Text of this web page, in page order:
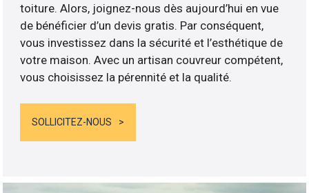
toiture. Alors, joignez-nous dès aujourd’hui en vue
de bénéficier d’un devis gratis. Par conséquent,
vous investissez dans la sécurité et l’esthétique de
votre maison. Avec un artisan couvreur compétent,
vous choisissez la pérennité et la qualité.
SOLLICITEZ-NOUS